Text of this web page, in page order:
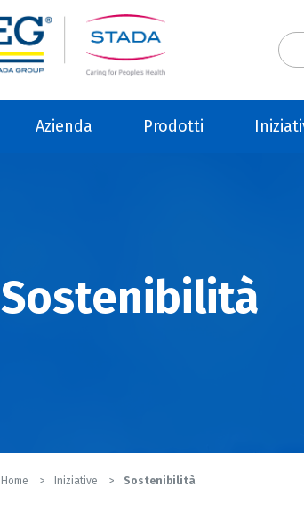
Azienda Prodotti
Sostenibilità
Home Iniziative Sostenibilità